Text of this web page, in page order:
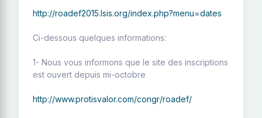
http://roadef2015.lsis.org/index.php?menu=dates
Ci-dessous quelques informations:
1- Nous vous informons que le site des inscriptions
est ouvert depuis mi-octobre
http://www.protisvalor.com/congr/roadef/